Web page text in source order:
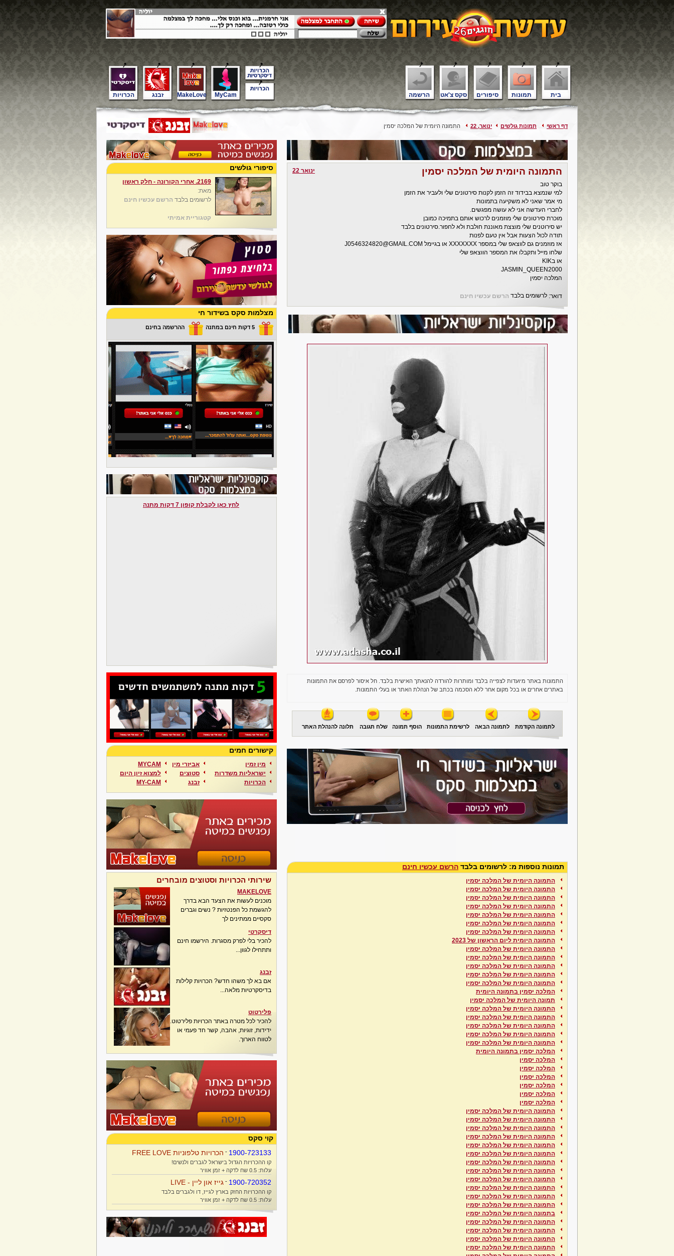
בית תמונות סיפורים סקס צ'אט הרשמה הכרויות זבנג MakeLove MyCam
דף ראשי תמונות גולשים ינואר, 22 התמונה היומית של המלכה יסמין
התמונה היומית של המלכה יסמין
ינואר 22
בוקר טוב
למי שנמצא בבידוד זה הזמן לקנות סירטונים שלי ולעביר את הזמן
מי אמר שאני לא משקיעה בתמונות
לחברי העדשה אני לא עושה מפגשים.
מוכרת סירטונים שלי מוזמנים לרכוש אותם בתמיכה כמובן
יש סירוטנים שלי מוצצת מאוננת חולבת ולא לחפור.סירטונים בלבד
תודה לכול הצעות אבל אין טעם לפנות
אז מוזמנים גם לווצאפ שלי במספר XXXXXXX או בגיימל J0546324820@GMAIL.COM
שלחו מייל ותקבלו את המספר הווצאפ שלי
או בKIK
JASMIN_QUEEN2000
המלכה יסמין
דואר: לרשומים בלבד הרשם עכשיו חינם
התמונות באתר מיועדות לצפייה בלבד ומותרות להורדה להנאתך האישית בלבד. חל איסור לפרסם את התמונות
באתרים אחרים או בכל מקום אחר ללא הסכמה בכתב של הנהלת האתר או בעלי התמונות.
לתמונה הקודמת לתמונה הבאה לרשימת התמונות הוסף תמונה שלח תגובה תלונה להנהלת האתר
תמונות נוספות מ: לרשומים בלבד הרשם עכשיו חינם
התמונה היומית של המלכה יסמין
התמונה היומית של המלכה יסמין
התמונה היומית של המלכה יסמין
התמונה היומית של המלכה יסמין
התמונה היומית של המלכה יסמין
התמונה היומית של המלכה יסמין
התמונה היומית של המלכה יסמין
התמונה היומית ליום הראשון של 2023
התמונה היומית של המלכה יסמין
התמונה היומית של המלכה יסמין
התמונה היומית של המלכה יסמין
התמונה היומית של המלכה יסמין
התמונה היומית של המלכה יסמין
המלכה יסמין בתמונה היומית
תמונה היומית של המלכה יסמין
התמונה היומית של המלכה יסמין
התמונה היומית של המלכה יסמין
התמונה היומית של המלכה יסמין
התמונה היומית של המלכה יסמין
התמונה היומית של המלכה יסמין
המלכה יסמין בתמונה היומית
המלכה יסמין
המלכה יסמין
המלכה יסמין
המלכה יסמין
המלכה יסמין
המלכה יסמין
התמונה היומית של המלכה יסמין
התמונה היומית של המלכה יסמין
התמונה היומית של המלכה יסמין
התמונה היומית של המלכה יסמין
התמונה היומית של המלכה יסמין
התמונה היומית של המלכה יסמין
התמונה היומית של המלכה יסמין
התמונה היומית של המלכה יסמין
התמונה היומית של המלכה יסמין
התמונה היומית של המלכה יסמין
התמונה היומית של המלכה יסמין
התמונה היומית של המלכה יסמין
בתמונה היומית של המלכה יסמין
התמונה היומית של המלכה יסמין
התמונה היומית של המלכה יסמין
התמונה היומית של המלכה יסמין
התמונה היומית של המלכה יסמין
סיפורי גולשים
2169. אחרי הקורונה - חלק ראשון
מאת:
לרשומים בלבד הרשם עכשיו חינם
קטגוריית אמיתי
מצלמות סקס בשידור חי
5 דקות חינם במתנה ההרשמה בחינם
לחץ כאן לקבלת קופון 7 דקות מתנה
קישורים חמים
מין זמין
ישראליות משדרות
הכרויות
אביזרי מין
סטוצים
זבנג
MYCAM
למצוא זיון היום
MY-CAM
שירותי הכרויות וסטוצים מובחרים
MAKELOVE
מוכנים לעשות את הצעד הבא בדרך
להגשמת כל הפנטזיות ? נשים וגברים
סקסיים ממתינים לך
דיסקרטי
להכיר בלי לפרק מסגרות. הירשמו חינם
ותתחילו לגוון...
זבנג
אם בא לך משהו חדש? הכרויות קלילות
בדיסקרטיות מלאה...
פלירטוט
להכיר לכל מטרה באתר הכרויות פלירטוט.
ידידות, זוגיות, אהבה, קשר חד פעמי או
לטווח הארוך.
קוי סקס
1900-723133
- הכרויות טלפוניות FREE LOVE
קו ההכרויות הגדול בישראל לגברים ולנשים!
עלות: 0.5 שח לדקה + זמן אוויר
1900-720352
- גייז און ליין - LIVE
קו ההכרויות החזק בארץ לגייז, דו ולגברים בלבד
עלות: 0.5 שח לדקה + זמן אוויר